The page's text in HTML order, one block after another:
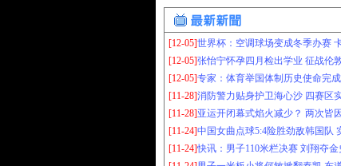
[12-05]世界杯：空调球场变成冬季办赛
[12-05]张怡宁怀孕四月检出学业 征战伦
[12-05]专家：体育举国体制历史使命完
[11-28]消防警力贴身护卫海心沙 四赛区
[11-28]亚运开闭幕式焰火减少？ 两次皆
[11-24]中国女曲点球5:4险胜劲敌韩国队
[11-24]快讯：男子110米栏决赛 刘翔夺金